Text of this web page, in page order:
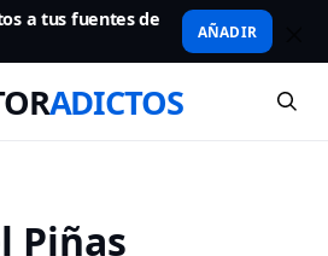
a tus fuentes de
AÑADIR
ADICTOS
Piñas